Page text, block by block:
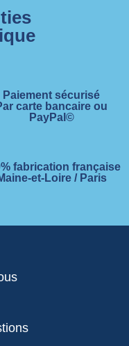
Paiement sécurisé
carte bancaire ou
PayPal©
fabrication française
et-Loire / Paris